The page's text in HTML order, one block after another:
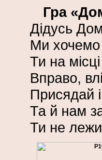
Гра
Дідусь
Ми хочемо
Ти на
Вправо,
Присядай
Та й нам
Ти не